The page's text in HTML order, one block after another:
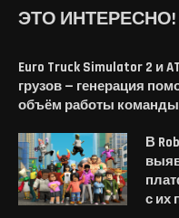
ЭТО ИНТЕРЕСНО!
Euro Truck Simulator 2 и
грузов — генерация
объём работы команды
В
с их